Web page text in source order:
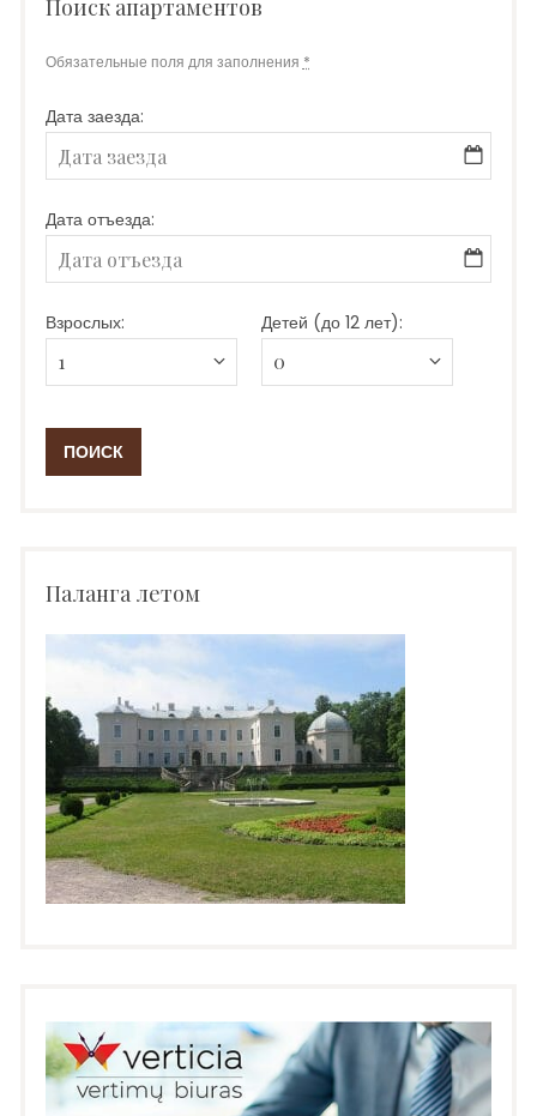
Поиск апартаментов
Обязательные поля для заполнения *
Дата заезда:
Дата отъезда:
Взрослых: Детей (до 12 лет):
Паланга летом